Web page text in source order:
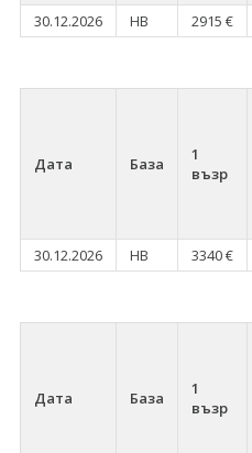
30.12.2026
HB 2915 €
Дата База
1
възр
30.12.2026 HB 3340 €
Дата База
1
възр